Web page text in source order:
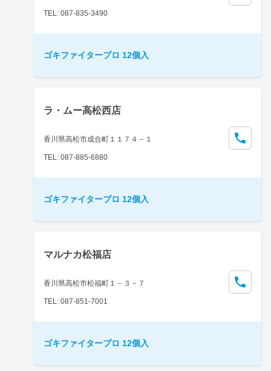
TEL: 087-835-3490
ゴキファイタープロ 12個入
ラ・ムー高松西店
香川県高松市成合町１１７４－１
TEL: 087-885-6880
ゴキファイタープロ 12個入
マルナカ松福店
香川県高松市松福町１－３－７
TEL: 087-851-7001
ゴキファイタープロ 12個入